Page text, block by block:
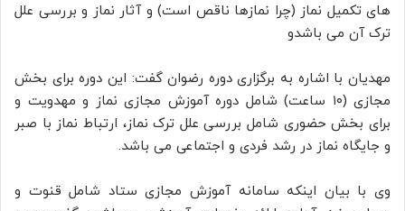
های تکمیل نماز (چرا نمازها ناقص است) و آثار نماز و بررسی علل
ترک آن می باشدو
مهدیان با اشاره به برگزاری دوره رضوان گفت: این دوره برای بخش
مجازی (۱۰ ساعت) شامل دوره آموزش مجازی نماز و مهدویت و
برای بخش حضوری شامل بررسی علل ترک نماز، ارتباط نماز با صبر
و جایگاه نماز در رشد فردی و اجتماعی می باشد.
وی با بیان اینکه سامانه آموزش مجازی ستاد شامل قنوت و